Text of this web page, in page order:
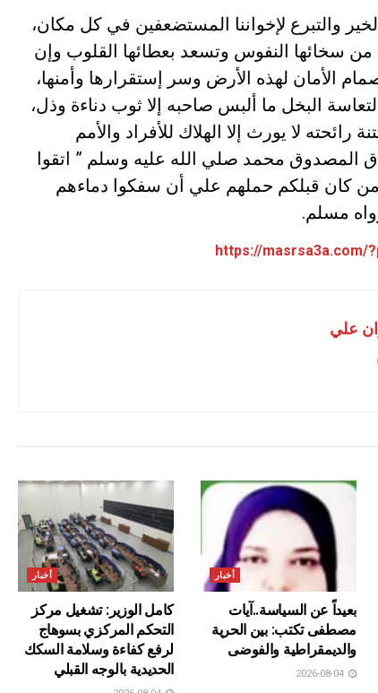
والتبرع لإخواننا المستضعفين في كل مكان،
سخائها النفوس وتسعد بعطائها القلوب وإن
الأمان لهذه الأرض وسر إستقرارها وأمنها،
لتعاسة البخل ما ألبس صاحبه إلا ثوب دناءة وذل،
لا يورث إلا الهلاك للأفراد والأمم
المصدوق محمد صلي الله عليه وسلم ” اتقوا
كان قبلكم حملهم علي أن سفكوا دماءهم
مسلم.
https://masrsa3a.com/
علي
أخبار
بعيداً عن السياسة..آيات
مصطفى تكتب: بين الحرية
والديمقراطية والفوضى
أخبار
كامل الوزير: تشغيل مركز
التحكم المركزي بسوهاج
لرفع كفاءة وسلامة السكك
الحديدية بالوجه القبلي